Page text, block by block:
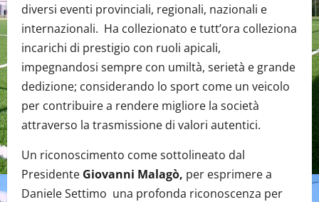
diversi eventi provinciali, regionali, nazionali e
internazionali. Ha collezionato e tutt’ora colleziona
incarichi di prestigio con ruoli apicali,
impegnandosi sempre con umiltà, serietà e grande
dedizione; considerando lo sport come un veicolo
per contribuire a rendere migliore la società
attraverso la trasmissione di valori autentici.
Un riconoscimento come sottolineato dal
Presidente Giovanni Malagò, per esprimere a
Daniele Settimo una profonda riconoscenza per